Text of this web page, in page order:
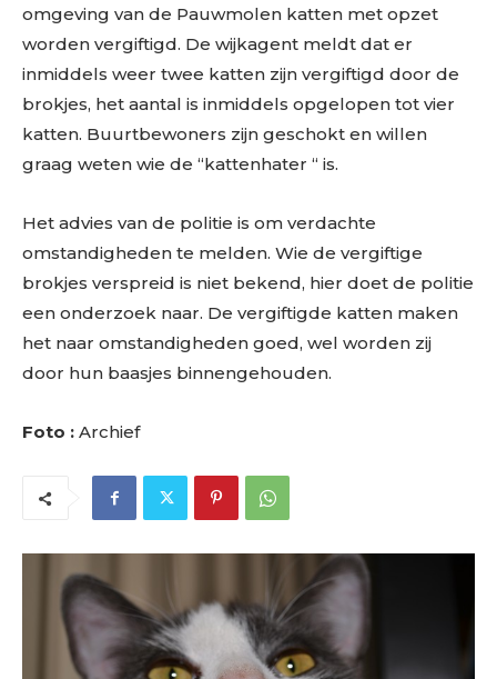
omgeving van de Pauwmolen katten met opzet
worden vergiftigd. De wijkagent meldt dat er
inmiddels weer twee katten zijn vergiftigd door de
brokjes, het aantal is inmiddels opgelopen tot vier
katten. Buurtbewoners zijn geschokt en willen
graag weten wie de “kattenhater “ is.
Het advies van de politie is om verdachte
omstandigheden te melden. Wie de vergiftige
brokjes verspreid is niet bekend, hier doet de politie
een onderzoek naar. De vergiftigde katten maken
het naar omstandigheden goed, wel worden zij
door hun baasjes binnengehouden.
Foto : Archief